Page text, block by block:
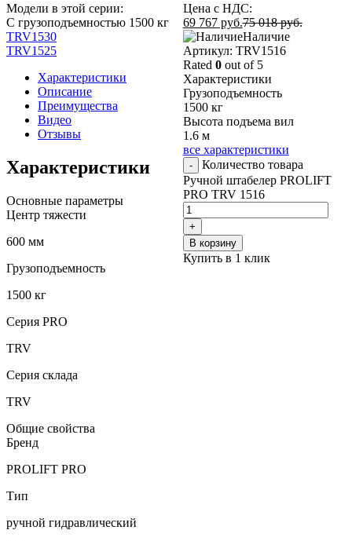
Цена с НДС:
69 767руб.75 018руб.
Наличие
Aртикул: TRV1516
Rated 0out of 5
Характеристики
Грузоподъемность
1500 кг
Высота подъема вил
1.6 м
все характеристики
-
Количество товара
Ручной штабелер PROLIFT
PRO TRV 1516
+
В корзину
Купить в 1 клик
Модели в этой серии:
С грузоподъемностью 1500 кг
TRV1530
TRV1525
Характеристики
Описание
Преимущества
Видео
Отзывы
Характеристики
Основные параметры
Центр тяжести
600 мм
Грузоподъемность
1500 кг
Серия PRO
TRV
Серия склада
TRV
Общие свойства
Бренд
PROLIFT PRO
Тип
ручной гидравлический